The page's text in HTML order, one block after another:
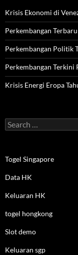
Krisis Ekonomi di
Perkembangan
Perkembangan Politik
Perkembangan Terkini
Krisis Energi Eropa
Search
for:
Togel Singapore
Data HK
Keluaran HK
togel hongkong
Slot demo
Keluaran sgp